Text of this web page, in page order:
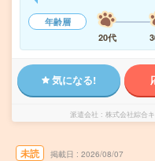
年齢層
20代
気になる!
派遣会社 株式会社綜合
未読 掲載日 2026/08/07